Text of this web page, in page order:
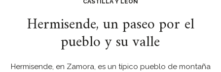
CASTILLA Y LEÓN
Hermisende, un paseo por el
pueblo y su valle
Hermisende, en Zamora, es un típico pueblo de montaña